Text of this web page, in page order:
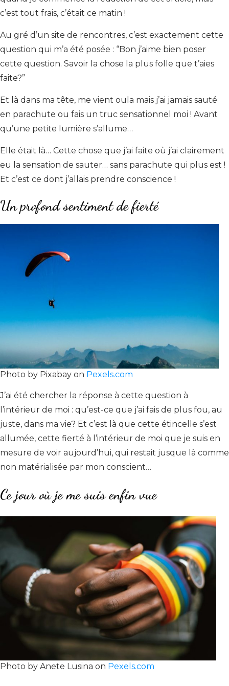
c’est tout frais, c’était ce matin !
Au gré d’un site de rencontres, c’est exactement cette
question qui m’a été posée : “Bon j’aime bien poser
cette question. Savoir la chose la plus folle que t’aies
faite?”
Et là dans ma tête, me vient oula mais j’ai jamais sauté
en parachute ou fais un truc sensationnel moi ! Avant
qu’une petite lumière s’allume…
Elle était là… Cette chose que j’ai faite où j’ai clairement
eu la sensation de sauter… sans parachute qui plus est !
Et c’est ce dont j’allais prendre conscience !
Un profond sentiment de fierté
Photo by Pixabay on Pexels.com
J’ai été chercher la réponse à cette question à
l’intérieur de moi : qu’est-ce que j’ai fais de plus fou, au
juste, dans ma vie? Et c’est là que cette étincelle s’est
allumée, cette fierté à l’intérieur de moi que je suis en
mesure de voir aujourd’hui, qui restait jusque là comme
non matérialisée par mon conscient…
Ce jour où je me suis enfin vue
Photo by Anete Lusina on Pexels.com